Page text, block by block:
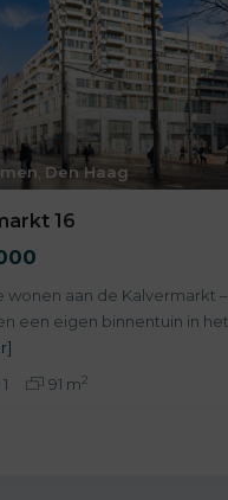
, Den Haag
16
wonen aan de Kalvermarkt
een eigen binnentuin in
1 91 m2